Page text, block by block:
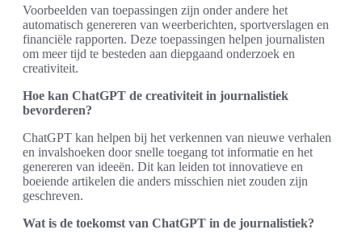
Voorbeelden van toepassingen zijn onder andere het
automatisch genereren van weerberichten, sportverslagen en
financiële rapporten. Deze toepassingen helpen journalisten
om meer tijd te besteden aan diepgaand onderzoek en
creativiteit.
Hoe kan ChatGPT de creativiteit in journalistiek
bevorderen?
ChatGPT kan helpen bij het verkennen van nieuwe verhalen
en invalshoeken door snelle toegang tot informatie en het
genereren van ideeën. Dit kan leiden tot innovatieve en
boeiende artikelen die anders misschien niet zouden zijn
geschreven.
Wat is de toekomst van ChatGPT in de journalistiek?